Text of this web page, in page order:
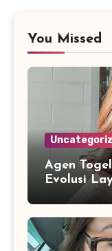
You Missed
Agen
Evolusi
Pengguna